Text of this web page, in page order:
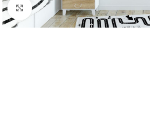
Klick zum Vergrößern